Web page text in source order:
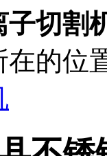
子切割
的位